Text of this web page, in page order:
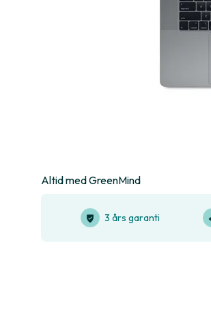
Altid med GreenMind
3 års garanti